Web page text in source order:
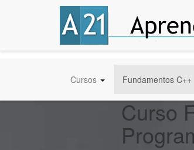
Cursos Fundamentos C++
Curso